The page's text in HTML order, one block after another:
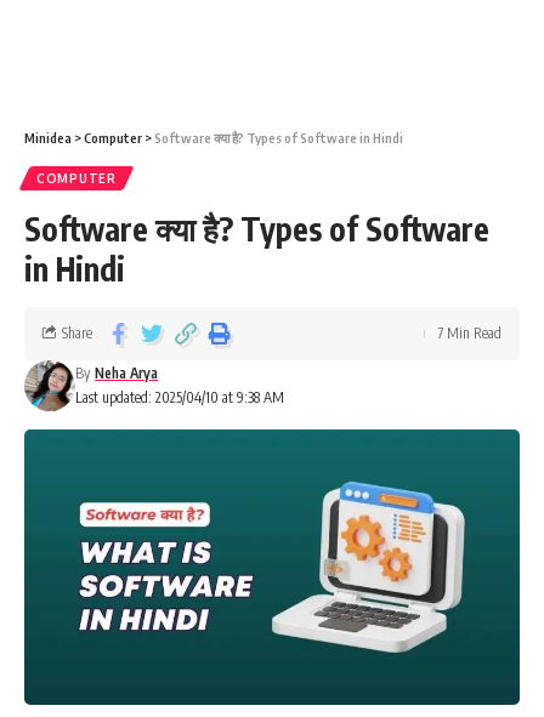
Minidea >Computer >Software क्या है? Types of Software in Hindi
COMPUTER
Software क्या है? Types of Software
in Hindi
Last updated: 2025/04/10 at 9:38 AM
By Neha Arya
Share 7 Min Read